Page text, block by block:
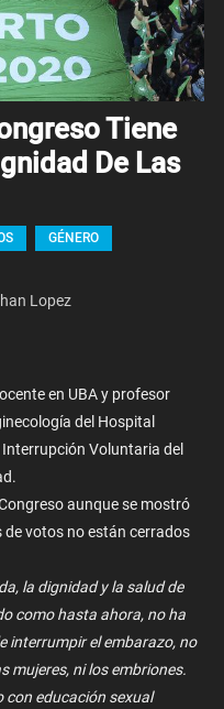
Tiene
De Las
GÉNERO
Lopez
en UBA y profesor
del Hospital
Voluntaria del
aunque se mostró
votos no están cerrados
la dignidad y la salud de
como hasta ahora, no ha
interrumpir el embarazo, no
mujeres, ni los embriones.
con educación sexual